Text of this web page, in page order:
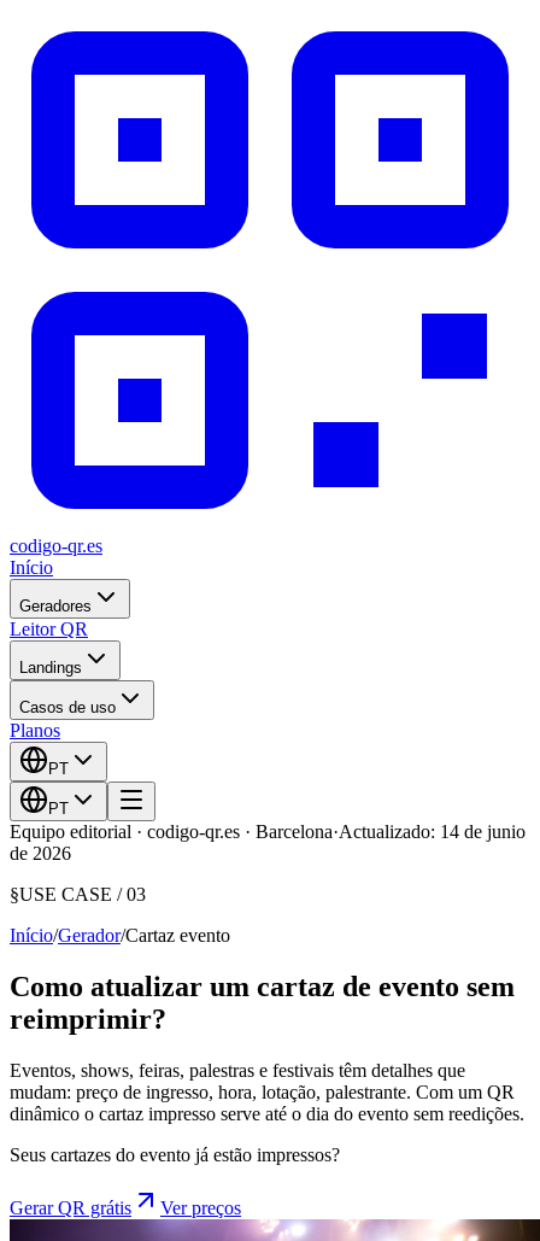
codigo-qr.es
Início
Geradores
Leitor QR
Landings
Casos de uso
Planos
PT
PT
Equipo editorial · codigo-qr.es · Barcelona·Actualizado: 14 de junio
de 2026
§USE CASE /03
Início/Gerador/Cartaz evento
Como atualizar um cartaz de evento sem
reimprimir?
Eventos, shows, feiras, palestras e festivais têm detalhes que
mudam: preço de ingresso, hora, lotação, palestrante. Com um QR
dinâmico o cartaz impresso serve até o dia do evento sem reedições.
Seus cartazes do evento já estão impressos?
Gerar QR grátis Ver preços